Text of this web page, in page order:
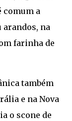
comum a
arandos, na
farinha de
também
e na Nova
o scone de